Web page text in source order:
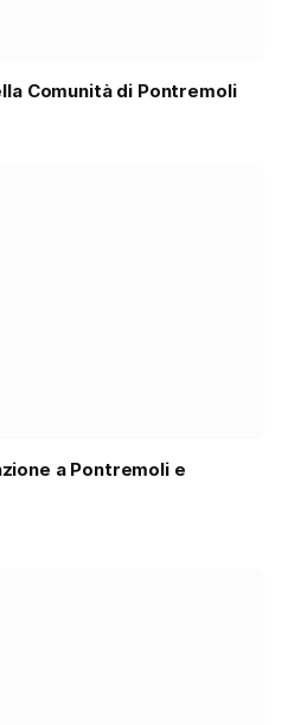
Comunità di Pontremoli
a Pontremoli e